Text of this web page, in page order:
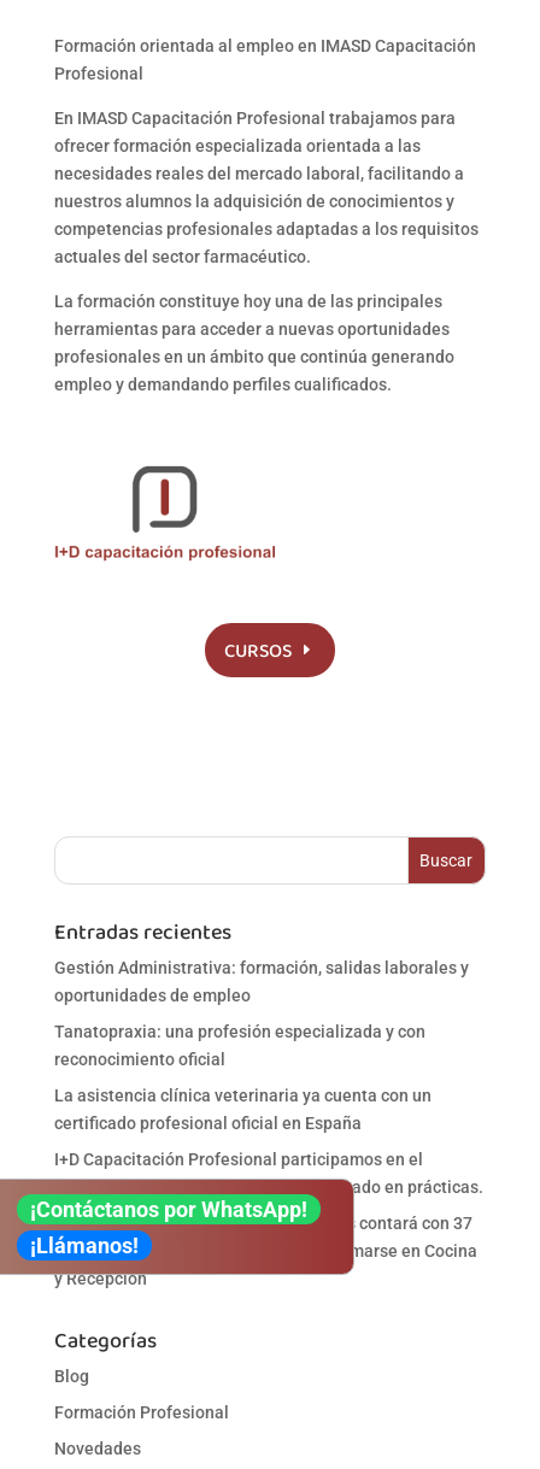
Formación orientada al empleo en IMASD Capacitación
Profesional
En IMASD Capacitación Profesional trabajamos para
ofrecer formación especializada orientada a las
necesidades reales del mercado laboral, facilitando a
nuestros alumnos la adquisición de conocimientos y
competencias profesionales adaptadas a los requisitos
actuales del sector farmacéutico.
La formación constituye hoy una de las principales
herramientas para acceder a nuevas oportunidades
profesionales en un ámbito que continúa generando
empleo y demandando perfiles cualificados.
CURSOS
Entradas recientes
Gestión Administrativa: formación, salidas laborales y
oportunidades de empleo
Tanatopraxia: una profesión especializada y con
reconocimiento oficial
La asistencia clínica veterinaria ya cuenta con un
certificado profesional oficial en España
I+D Capacitación Profesional participamos en el
Proyecto DIGINNOVA acogiendo alumnado en prácticas.
Empleo público en Paradores: Canarias contará con 37
plazas y abre una oportunidad para formarse en Cocina
y Recepción
Categorías
Blog
Formación Profesional
Novedades
¡Contáctanos por WhatsApp!
¡Llámanos!